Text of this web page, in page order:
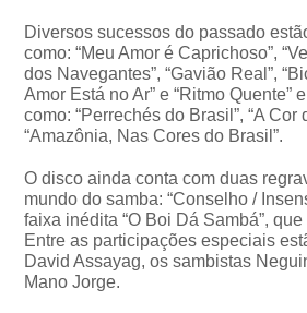
Diversos sucessos do passado
como: “Meu Amor é Caprichoso”,
dos Navegantes”, “Gavião Real”,
Amor Está no Ar” e “Ritmo Quente”
como: “Perrechés do Brasil”, “A Cor
“Amazônia, Nas Cores do Brasil”.
O disco ainda conta com duas
mundo do samba: “Conselho /
faixa inédita “O Boi Dá Sambá”,
Entre as participações especiais
David Assayag, os sambistas
Mano Jorge.